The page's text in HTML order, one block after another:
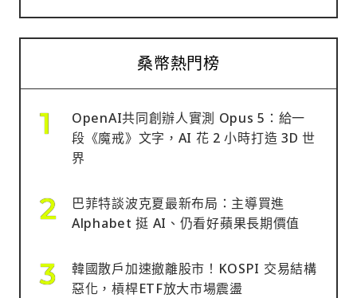
桑幣熱門榜
OpenAI共同創辦人實測 Opus 5：給一
段《魔戒》文字，AI 花 2 小時打造 3D 世
界
巴菲特談波克夏最新布局：主導買進
Alphabet 挺 AI、仍看好蘋果長期價值
韓國散戶加速撤離股市！KOSPI 交易結構
惡化，槓桿ETF放大市場震盪